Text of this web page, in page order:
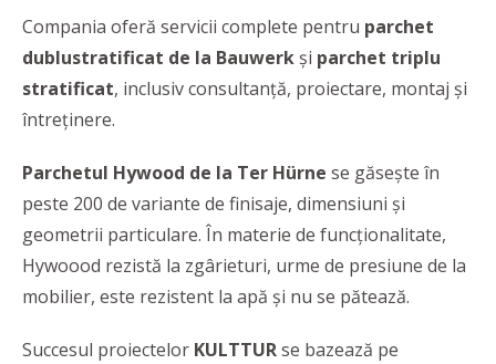
Compania oferă servicii complete pentru parchet
dublustratificat de la Bauwerk și parchet triplu
stratificat, inclusiv consultanță, proiectare, montaj și
întreținere.
Parchetul Hywood de la Ter Hürne se găsește în
peste 200 de variante de finisaje, dimensiuni și
geometrii particulare. În materie de funcționalitate,
Hywoood rezistă la zgârieturi, urme de presiune de la
mobilier, este rezistent la apă și nu se pătează.
Succesul proiectelor KULTTURse bazează pe